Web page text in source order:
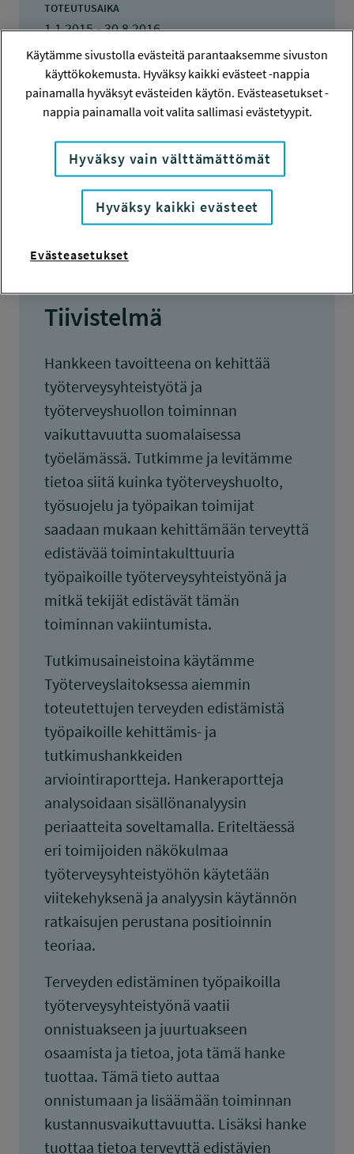
TOTEUTUSAIKA
1.1.2015 - 30.8.2016
TYÖSUOJELURAHASTON PÄÄTÖS
10.12.2014
40 000 euroa
KOKONAISKUSTANNUKSET
78 696 euroa
TULOKSET VALMISTUNEET
30.8.2016
Tiivistelmä
Hankkeen tavoitteena on kehittää
työterveysyhteistyötä ja
työterveyshuollon toiminnan
vaikuttavuutta suomalaisessa
työelämässä. Tutkimme ja levitämme
tietoa siitä kuinka työterveyshuolto,
työsuojelu ja työpaikan toimijat
saadaan mukaan kehittämään terveyttä
edistävää toimintakulttuuria
työpaikoille työterveysyhteistyönä ja
mitkä tekijät edistävät tämän
toiminnan vakiintumista.
Tutkimusaineistoina käytämme
Työterveyslaitoksessa aiemmin
toteutettujen terveyden edistämistä
työpaikoille kehittämis- ja
tutkimushankkeiden
arviointiraportteja. Hankeraportteja
analysoidaan sisällönanalyysin
periaatteita soveltamalla. Eriteltäessä
eri toimijoiden näkökulmaa
työterveysyhteistyöhön käytetään
viitekehyksenä ja analyysin käytännön
ratkaisujen perustana positioinnin
teoriaa.
Terveyden edistäminen työpaikoilla
työterveysyhteistyönä vaatii
onnistuakseen ja juurtuakseen
osaamista ja tietoa, jota tämä hanke
tuottaa. Tämä tieto auttaa
onnistumaan ja lisäämään toiminnan
kustannusvaikuttavuutta. Lisäksi hanke
tuottaa tietoa terveyttä edistävien
Käytämme sivustolla evästeitä parantaaksemme sivuston
käyttökokemusta. Hyväksy kaikki evästeet -nappia
painamalla hyväksyt evästeiden käytön. Evästeasetukset -
nappia painamalla voit valita sallimasi evästetyypit.
Hyväksy vain välttämättömät
Hyväksy kaikki evästeet
Evästeasetukset